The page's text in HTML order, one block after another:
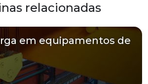
relacionadas
em equipamentos de